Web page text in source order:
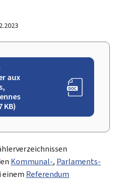
aux
KB)
Kommunal-, Parlaments-
einem Referendum